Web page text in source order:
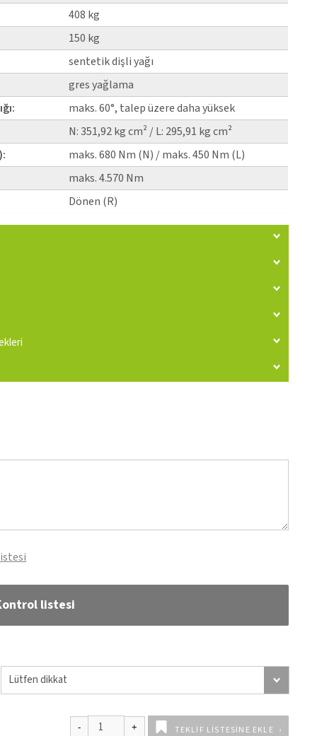
408 kg
150 kg
senteti̇k dişli yağı
gres yağlama
maks. 60°, talep üzere daha yüksek
N: 351,92 kg cm² / L: 295,91 kg cm²
maks. 680 Nm (N) / maks. 450 Nm (L)
maks. 4.570 Nm
Dönen (R)
listesi
TEKLIF LISTESINE EKLE